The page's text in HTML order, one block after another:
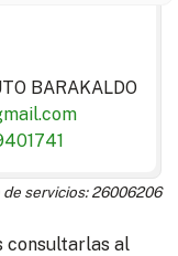
BARAKALDO
servicios: 26006206
consultarlas al